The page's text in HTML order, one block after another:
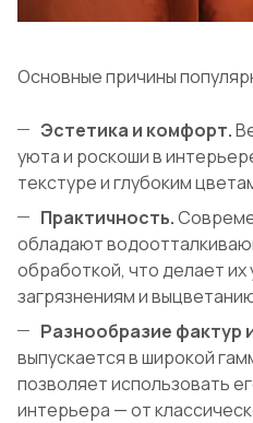
Основные причины
Эстетика и комфорт.
уюта и роскоши в
текстуре и глубоким
Практичность.
обладают
обработкой, что делает их
загрязнениям и
Разнообразие фактур
выпускается в широкой
позволяет использовать
интерьера — от